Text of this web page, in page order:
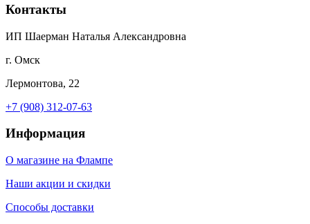
Контакты
ИП Шаерман Наталья Александровна
г. Омск
Лермонтова, 22
+7 (908) 312-07-63
Информация
О магазине на Флампе
Наши акции и скидки
Способы доставки